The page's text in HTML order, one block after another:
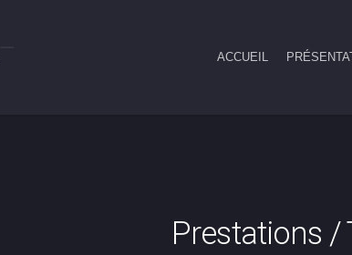
ACCUEIL
Prestations /